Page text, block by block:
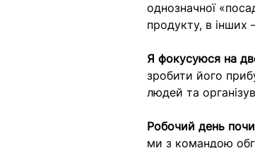
однозначної
продукту, в
Я фокусуюся на
зробити його
людей та
Робочий день
ми з командою